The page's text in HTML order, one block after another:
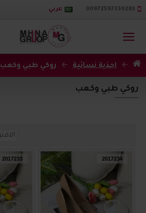
00972597330283 عربي
احذية نسائية روكي طبي وكعب
روكي طبي وكعب
2017234
2017233